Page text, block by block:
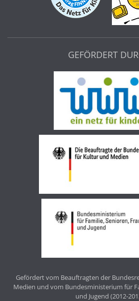
GEFÖRDERT
Gefördert vom Beauftragten der
Medien und vom Bundesministerium für
und Jugend (2012-